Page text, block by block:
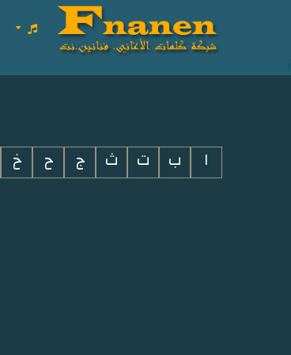
i
ا ب ت ث ج ح خ